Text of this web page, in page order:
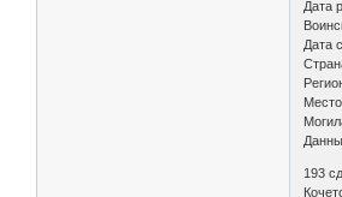
Дата
Дата
193